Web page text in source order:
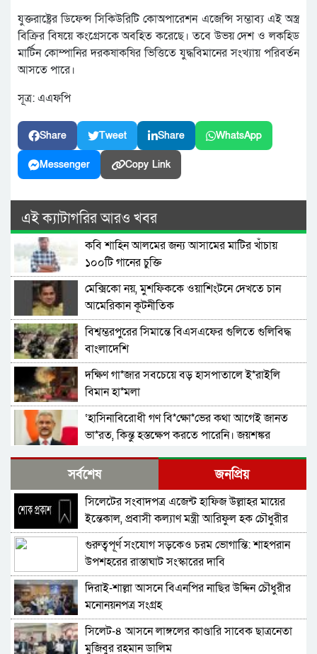
যুক্তরাষ্ট্রের ডিফেন্স সিকিউরিটি কোঅপারেশন এজেন্সি সম্ভাব্য এই অস্ত্র
বিক্রির বিষয়ে কংগ্রেসকে অবহিত করেছে। তবে উভয় দেশ ও লকহিড
মার্টিন কোম্পানির দরকষাকষির ভিত্তিতে যুদ্ধবিমানের সংখ্যায় পরিবর্তন
আসতে পারে।
সূত্র: এএফপি
Share Tweet Share WhatsApp
Messenger Copy Link
এই ক্যাটাগরির আরও খবর
কবি শাহিন আলমের জন্য আসামের মাটির খাঁচায়
১০০টি গানের চুক্তি
মেক্সিকো নয়, মুশফিককে ওয়াশিংটনে দেখতে চান
আমেরিকান কূটনীতিক
বিশ্বম্ভরপুরের সিমান্তে বিএসএফের গুলিতে গুলিবিদ্ধ
বাংলাদেশি
দক্ষিণ গা*জার সবচেয়ে বড় হাসপাতালে ই*রাইলি
বিমান হা*মলা
‘হাসিনাবিরোধী গণ বি*ক্ষো*ভের কথা আগেই জানত
ভা*রত, কিন্তু হস্তক্ষেপ করতে পারেনি। জয়শঙ্কর
গাজায় ইসরাইলি বর্বরতায় ক্ষুব্ধ জাতিসংঘ মহাসচিব
মৌলিক সংস্কারের ভিত্তি অন্তর্বর্তী সরকারের সময়েই
করতে হবে: নাহিদ
প্রধান উপদেষ্টার সঙ্গে বৈঠক জাতিসংঘ মহাসচিবের
পাকিস্তানে ট্রেনে জি ম্মি দেড় শতাধিক যাত্রী উ*দ্ধার,
নিরাপত্তা বাহিনীর অ ভি যা নে নি*হত ২৭ স*ন্ত্রা*সী নি*হ
ত
ভারতে নকল ও ভেজাল ওষুধে সয়লাব বাজার, ঝুঁকিতে
সর্বশেষ জনপ্রিয়
সিলেটের সংবাদপত্র এজেন্ট হাফিজ উল্লাহর মায়ের
ইন্তেকাল, প্রবাসী কল্যাণ মন্ত্রী আরিফুল হক চৌধুরীর
শোক
গুরুত্বপূর্ণ সংযোগ সড়কেও চরম ভোগান্তি: শাহপরান
উপশহরের রাস্তাঘাট সংস্কারের দাবি
দিরাই-শাল্লা আসনে বিএনপির নাছির উদ্দিন চৌধুরীর
মনোনয়নপত্র সংগ্রহ
সিলেট-৪ আসনে লাঙ্গলের কাণ্ডারি সাবেক ছাত্রনেতা
মুজিবুর রহমান ডালিম